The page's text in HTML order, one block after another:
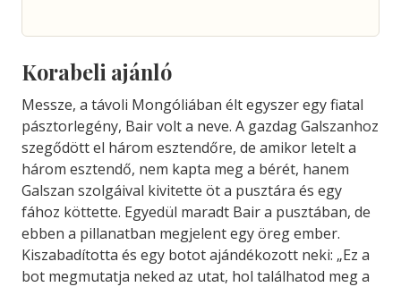
Korabeli ajánló
Messze, a távoli Mongóliában élt egyszer egy fiatal
pásztorlegény, Bair volt a neve. A gazdag Galszanhoz
szegődött el három esztendőre, de amikor letelt a
három esztendő, nem kapta meg a bérét, hanem
Galszan szolgáival kivitette öt a pusztára és egy
fához köttette. Egyedül maradt Bair a pusztában, de
ebben a pillanatban megjelent egy öreg ember.
Kiszabadította és egy botot ajándékozott neki: „Ez a
bot megmutatja neked az utat, hol találhatod meg a